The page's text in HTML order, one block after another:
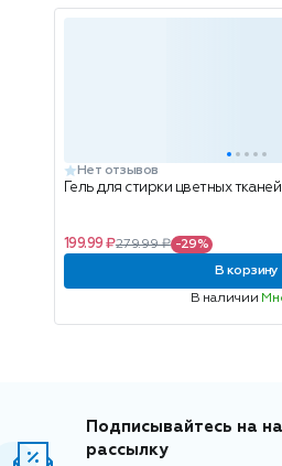
Нет отзывов
Гель для стирки цветных
199.99 ₽279.99 ₽ -29%
В корзину
В наличии
Подписывайтесь на
рассылку